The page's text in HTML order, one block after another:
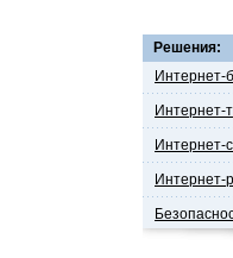
Решения:
Интернет-
Интернет-
Интернет-
Интернет-